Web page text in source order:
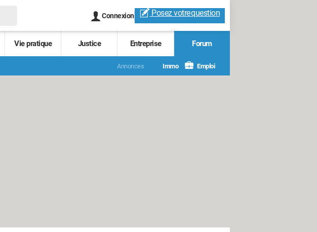
Connexion Posez votrequestion
Vie pratique Justice Entreprise Forum
Annonces Immo Emploi